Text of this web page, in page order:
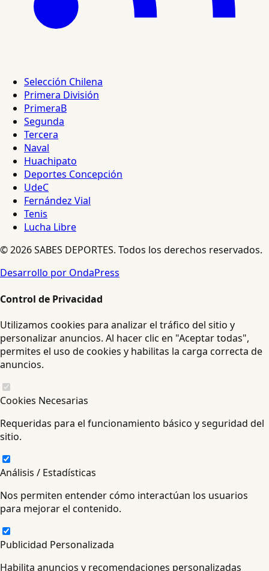
Selección Chilena
Primera División
PrimeraB
Segunda
Tercera
Naval
Huachipato
Deportes Concepción
UdeC
Fernández Vial
Tenis
Lucha Libre
© 2026 SABES DEPORTES. Todos los derechos reservados.
Desarrollo por OndaPress
Control de Privacidad
Utilizamos cookies para analizar el tráfico del sitio y
personalizar anuncios. Al hacer clic en "Aceptar todas",
permites el uso de cookies y habilitas la carga correcta de
anuncios.
Cookies Necesarias
Requeridas para el funcionamiento básico y seguridad del
sitio.
Análisis / Estadísticas
Nos permiten entender cómo interactúan los usuarios
para mejorar el contenido.
Publicidad Personalizada
Habilita anuncios y recomendaciones personalizadas